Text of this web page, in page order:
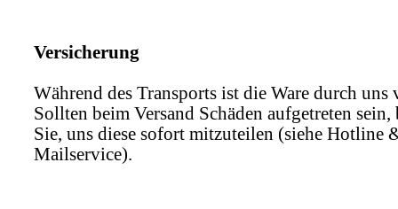
Versicherung
Während des Transports ist die Ware durch uns
Sollten beim Versand Schäden aufgetreten
Sie, uns diese sofort mitzuteilen (siehe Hotline
Mailservice).